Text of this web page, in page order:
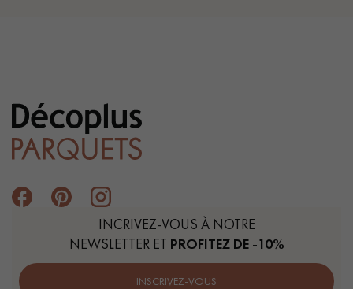
INCRIVEZ-VOUS À NOTRE
NEWSLETTER ET PROFITEZ DE -10%
INSCRIVEZ-VOUS